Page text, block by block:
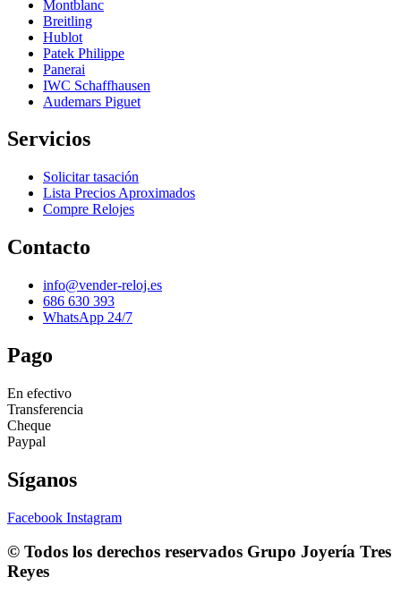
Montblanc
Breitling
Hublot
Patek Philippe
Panerai
IWC Schaffhausen
Audemars Piguet
Servicios
Solicitar tasación
Lista Precios Aproximados
Compre Relojes
Contacto
info@vender-reloj.es
686 630 393
WhatsApp 24/7
Pago
En efectivo
Transferencia
Cheque
Paypal
Síganos
Facebook Instagram
© Todos los derechos reservados Grupo Joyería Tres
Reyes